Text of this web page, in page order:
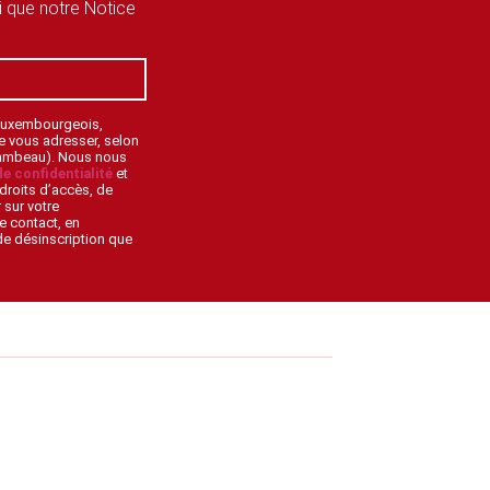
que notre Notice
vous adresser, selon
Nous nous
confidentialité et
d’accès, de
sur votre
contact, en
désinscription que